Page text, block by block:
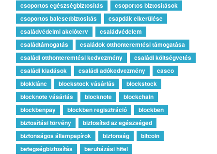
csoportos egészségbiztosítás
csoportos biztosítások
csoportos balesetbiztosítás
csapdák elkerülése
családvédelmi akcióterv
családvédelem
családtámogatás
családok otthonteremtési támogatása
családi otthonteremtési kedvezmény
családi költségvetés
családi kiadások
családi adókedvezmény
casco
blokklánc
blockstock vásárlás
blockstock
blocknote vásárlás
blocknote
blockchain
blockbenpay
blockben regisztráció
blockben
biztosítási törvény
biztosítsd az egészséged
biztonságos állampapírok
biztonság
bitcoin
betegségbiztosítás
beruházási hitel